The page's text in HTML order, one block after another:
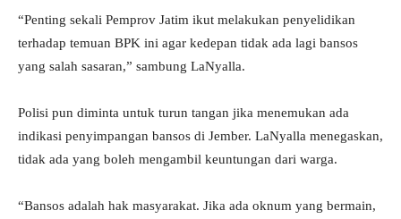
“Penting sekali Pemprov Jatim ikut melakukan penyelidikan
terhadap temuan BPK ini agar kedepan tidak ada lagi bansos
yang salah sasaran,” sambung LaNyalla.
Polisi pun diminta untuk turun tangan jika menemukan ada
indikasi penyimpangan bansos di Jember. LaNyalla menegaskan,
tidak ada yang boleh mengambil keuntungan dari warga.
“Bansos adalah hak masyarakat. Jika ada oknum yang bermain,